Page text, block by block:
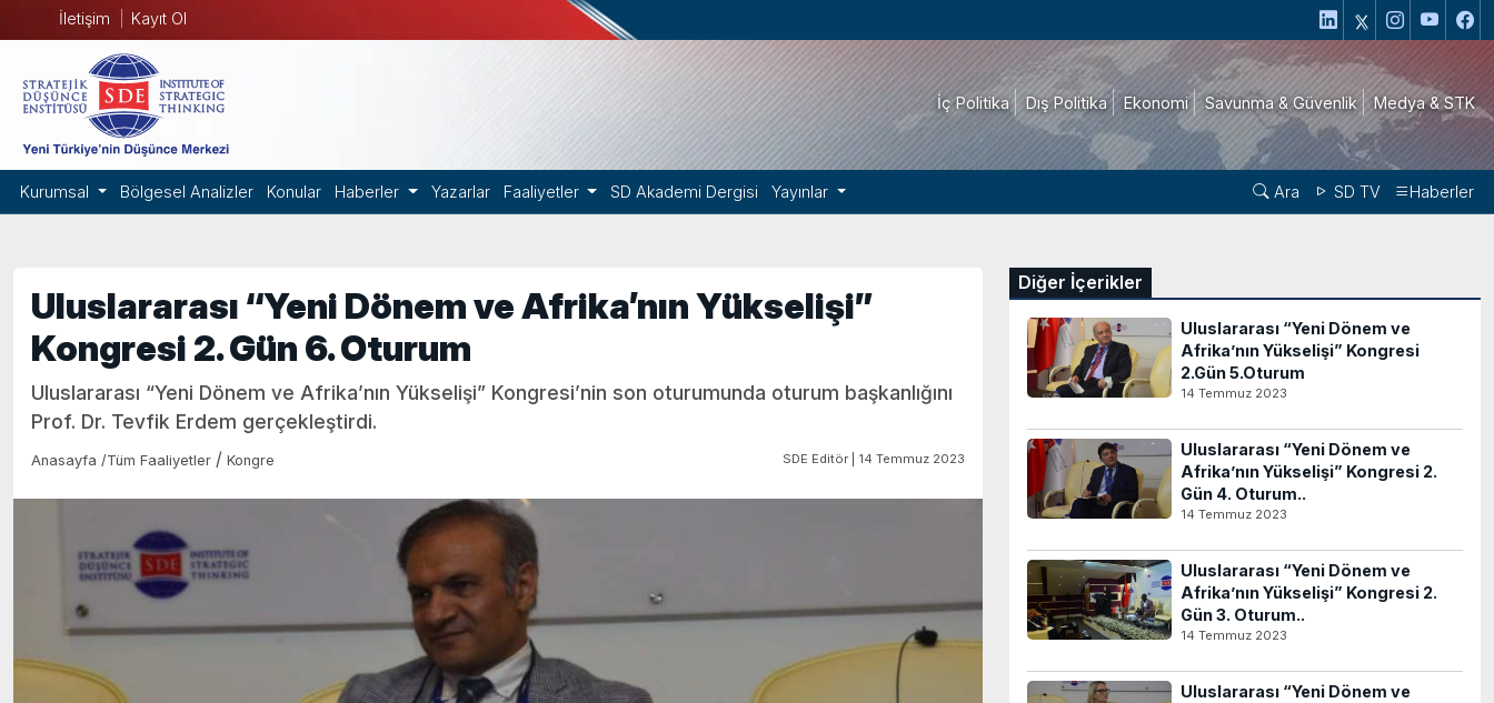
İletişim Kayıt Ol
İç Politika Dış Politika Ekonomi Savunma & Güvenlik Medya & STK
Kurumsal Bölgesel Analizler Konular Haberler Yazarlar Faaliyetler SD Akademi Dergisi Yayınlar Ara SD TV Haberler
Uluslararası “Yeni Dönem ve Afrika’nın Yükselişi”
Kongresi 2. Gün 6. Oturum
Uluslararası “Yeni Dönem ve Afrika’nın Yükselişi” Kongresi’nin son oturumunda oturum başkanlığını
Prof. Dr. Tevfik Erdem gerçekleştirdi.
Anasayfa /Tüm Faaliyetler / Kongre SDE Editör | 14 Temmuz 2023
Diğer İçerikler
Uluslararası “Yeni Dönem ve
Afrika’nın Yükselişi” Kongresi
2.Gün 5.Oturum
14 Temmuz 2023
Uluslararası “Yeni Dönem ve
Afrika’nın Yükselişi” Kongresi 2.
Gün 4. Oturum..
14 Temmuz 2023
Uluslararası “Yeni Dönem ve
Afrika’nın Yükselişi” Kongresi 2.
Gün 3. Oturum..
14 Temmuz 2023
Uluslararası “Yeni Dönem ve